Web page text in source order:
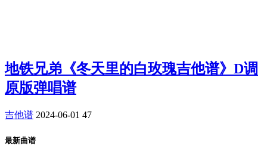
地铁兄弟《冬天里的白玫瑰吉他谱》D调
原版弹唱谱
吉他谱 2024-06-01 47
最新曲谱